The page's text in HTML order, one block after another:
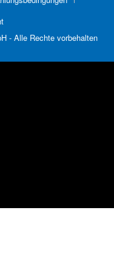
- Alle Rechte vorbehalten